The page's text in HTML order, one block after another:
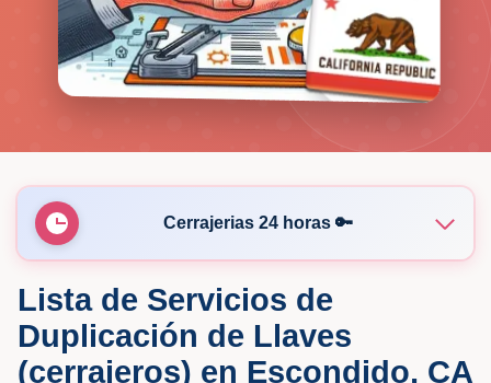
Cerrajerias 24 horas 🔑
🔑 KeyMe Locksmiths
Lista de Servicios de
Duplicación de Llaves
(cerrajeros) en Escondido, CA